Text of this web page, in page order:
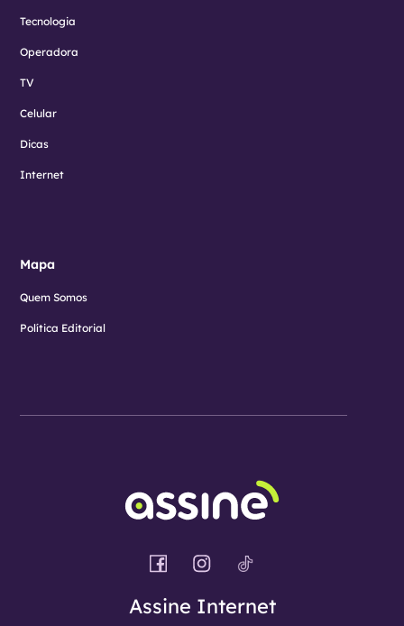
Tecnologia
Operadora
TV
Celular
Dicas
Internet
Mapa
Quem Somos
Política Editorial
Assine Internet